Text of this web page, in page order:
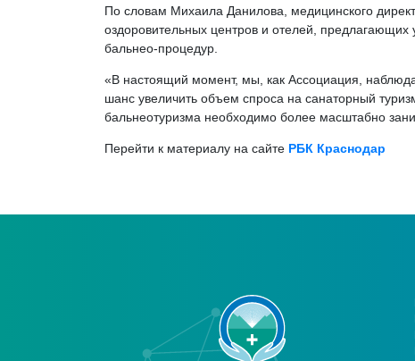
По словам Михаила Данилова, медицинского
оздоровительных центров и отелей, предлагающих
бальнео-процедур.
«В настоящий момент, мы, как Ассоциация,
шанс увеличить объем спроса на санаторный
бальнеотуризма необходимо более масштабно
Перейти к материалу на сайте РБК Краснодар